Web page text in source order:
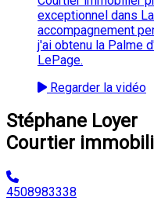
exceptionnel dans
accompagnement
j'ai obtenu la Palme
LePage.
Regarder la vidéo
Stéphane Loyer
Courtier
4508983338